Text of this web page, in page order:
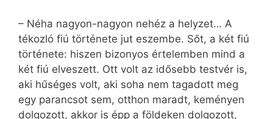
– Néha nagyon-nagyon nehéz a helyzet… A
tékozló fiú története jut eszembe. Sőt, a két fiú
története: hiszen bizonyos értelemben mind a
két fiú elveszett. Ott volt az idősebb testvér is,
aki hűséges volt, aki soha nem tagadott meg
egy parancsot sem, otthon maradt, keményen
dolgozott, akkor is épp a földeken dolgozott,